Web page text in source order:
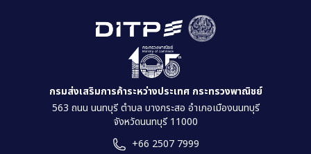
กรมส่งเสริมการค้าระหว่างประเทศ กระทรวงพาณิชย์
563 ถนน นนทบุรี ตำบล บางกระสอ อำเภอเมืองนนทบุรี
จังหวัดนนทบุรี 11000
+66 2507 7999